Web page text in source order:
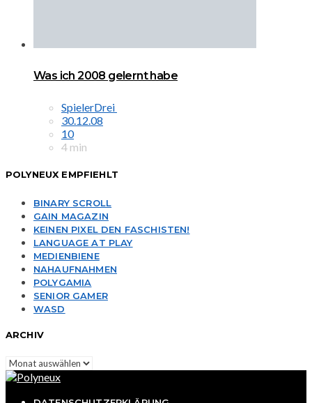
Was ich 2008 gelernt habe
SpielerDrei
30.12.08
10
4 min
POLYNEUX EMPFIEHLT
BINARY SCROLL
GAIN MAGAZIN
KEINEN PIXEL DEN FASCHISTEN!
LANGUAGE AT PLAY
MEDIENBIENE
NAHAUFNAHMEN
POLYGAMIA
SENIOR GAMER
WASD
ARCHIV
Archiv